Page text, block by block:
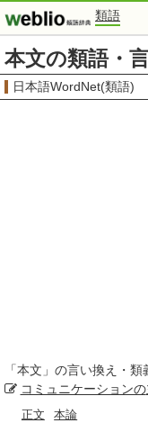
類語
本文の類語・
日本語WordNet(類語)
「本文 」の言い換え・類
コミュニケーションの
正文 本論